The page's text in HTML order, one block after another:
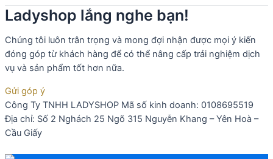
Ladyshop lắng nghe bạn!
Chúng tôi luôn trân trọng và mong đợi nhận được mọi ý kiến
đóng góp từ khách hàng để có thể nâng cấp trải nghiệm dịch
vụ và sản phẩm tốt hơn nữa.
Gửi góp ý
Công Ty TNHH LADYSHOP Mã số kinh doanh: 0108695519
Địa chỉ: Số 2 Nghách 25 Ngõ 315 Nguyễn Khang – Yên Hoà –
Cầu Giấy